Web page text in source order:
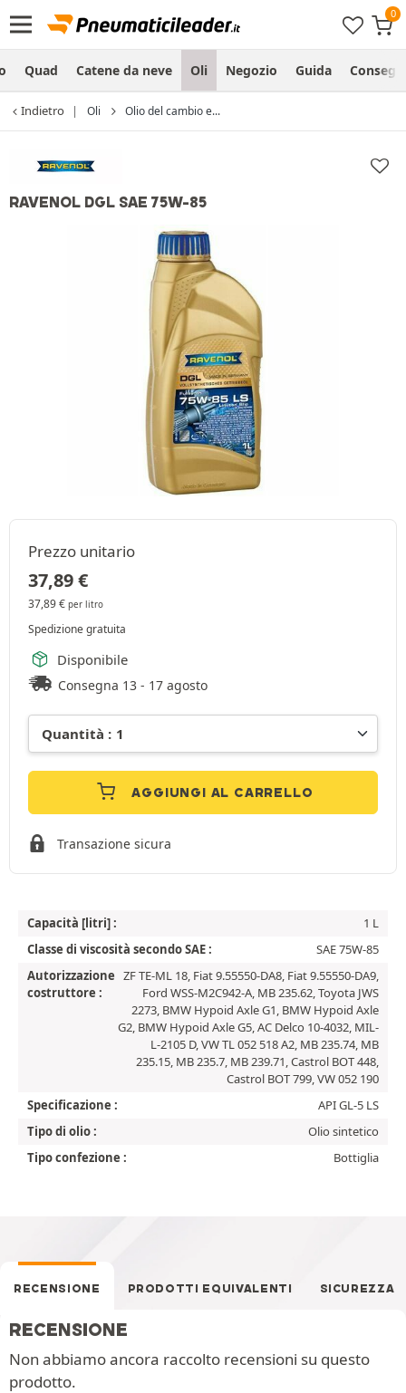
Quad Catene da neve Oli Negozio Guida
Indietro Oli Olio del cambio e...
RAVENOL DGL SAE 75W-85
Prezzo unitario
37,89€
37,89€ per litro
Spedizione gratuita
Disponibile
Consegna 13 - 17 agosto
AGGIUNGI AL CARRELLO
Transazione sicura
Capacità [litri] :
1 L
Classe di viscosità secondo SAE :
SAE 75W-85
Autorizzazione
costruttore :
ZF TE-ML 18, Fiat 9.55550-DA8, Fiat 9.55550-DA9,
Ford WSS-M2C942-A, MB 235.62, Toyota JWS
2273, BMW Hypoid Axle G1, BMW Hypoid Axle
G2, BMW Hypoid Axle G5, AC Delco 10-4032, MIL-
L-2105 D, VW TL 052 518 A2, MB 235.74, MB
235.15, MB 235.7, MB 239.71, Castrol BOT 448,
Castrol BOT 799, VW 052 190
Specificazione :
API GL-5 LS
Tipo di olio :
Olio sintetico
Tipo confezione :
Bottiglia
RECENSIONE PRODOTTI EQUIVALENTI SICUREZZA
RECENSIONE
Non abbiamo ancora raccolto recensioni su questo
prodotto.